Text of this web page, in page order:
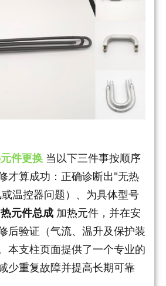
件更换 当以下三件事按顺序
才算成功：正确诊断出"无热
温控器问题）、为具体型号
元件总成 加热元件，并在安
后验证（气流、温升及保护装
本支柱页面提供了一个专业的
少重复故障并提高长期可靠